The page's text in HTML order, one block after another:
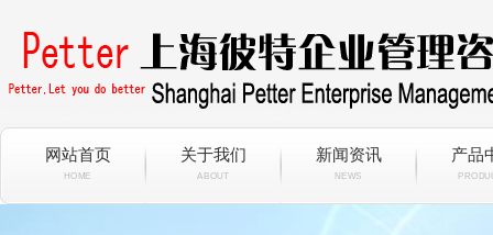
网站首页
HOME
关于我们
ABOUT
新闻资讯
NEWS
产品